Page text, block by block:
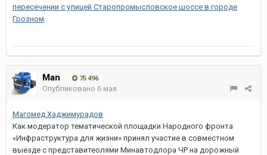
пересечении с улицей Старопромысловское шоссе в городе
Грозном
Man 75 496
Опубликовано 6 мая
Магомед Хаджимурадов
Как модератор тематической площадки Народного фронта
«Инфраструктура для жизни» принял участие в совместном
выезде с представитеолями Минавтодлора ЧР на дорожный